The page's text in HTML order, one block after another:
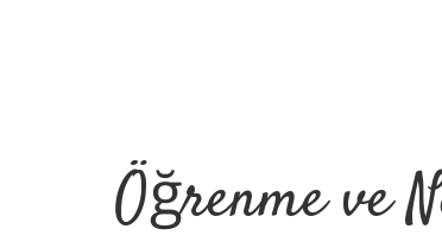
Öğrenme ve